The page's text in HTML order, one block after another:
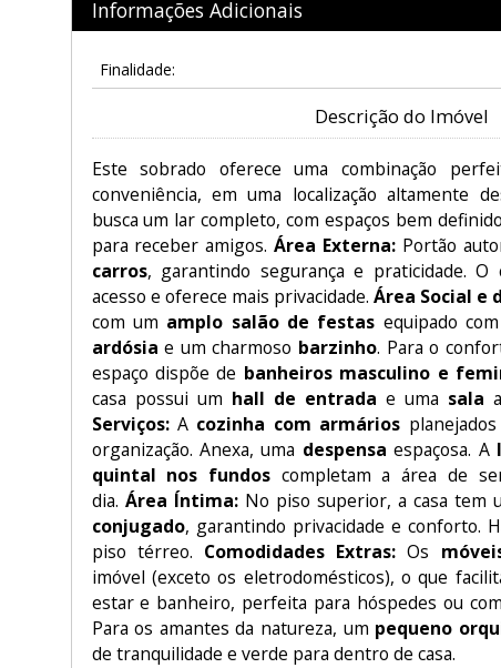
Informações Adicionais
Finalidade:
Descrição do Imóvel
Este sobrado oferece uma combinação
conveniência, em uma localização altamente
busca um lar completo, com espaços bem
para receber amigos.Área Externa: Portão
carros, garantindo segurança e praticidade.
acesso e oferece mais privacidade. Área Social e
com um amplo salão de festas equipado com
ardósia e um charmoso barzinho. Para o
espaço dispõe de banheiros masculino e
casa possui um hall de entrada e uma sala
Serviços:A cozinha com armários
organização. Anexa, uma despensa espaçosa. A
quintal nos fundoscompletam a área de
dia. Área Íntima:No piso superior, a casa tem
conjugado, garantindo privacidade e conforto.
piso térreo. Comodidades Extras: Os
imóvel (exceto os eletrodomésticos), o que
estar e banheiro, perfeita para hóspedes ou
Para os amantes da natureza, um pequeno
de tranquilidade e verde para dentro de casa.